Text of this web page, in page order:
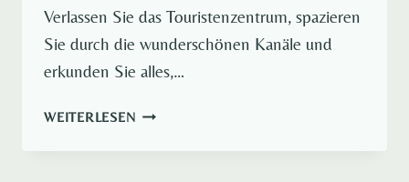
Verlassen Sie das Touristenzentrum, spazieren
Sie durch die wunderschönen Kanäle und
erkunden Sie alles,…
WEITERLESENAMSTERDAM
FÜR